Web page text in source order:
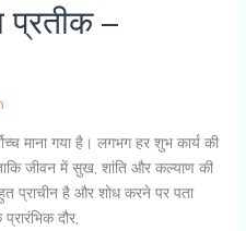
–
माना गया है। लगभग हर शुभ कार्य की
जीवन में सुख, शांति और कल्याण की
प्राचीन है और शोध करने पर पता
दौर,